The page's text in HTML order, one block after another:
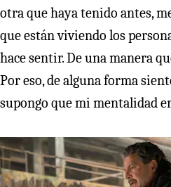
otra que haya tenido antes,
que están viviendo los
hace sentir. De una manera
Por eso, de alguna forma
supongo que mi mentalidad